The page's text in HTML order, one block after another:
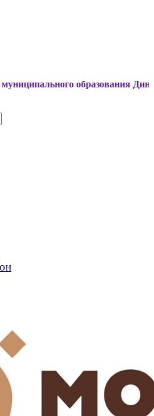
образования Динской район